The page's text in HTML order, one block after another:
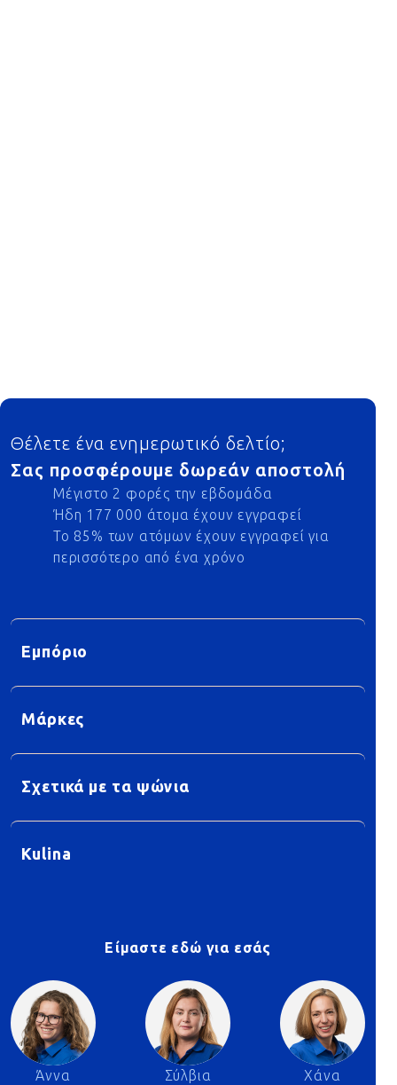
Footer
Θέλετε ένα ενημερωτικό δελτίο;
Σας προσφέρουμε δωρεάν αποστολή
Μέγιστο 2 φορές την εβδομάδα
Ήδη 177 000 άτομα έχουν εγγραφεί
Το 85% των ατόμων έχουν εγγραφεί για
περισσότερο από ένα χρόνο
Εμπόριο
Μάρκες
Σχετικά με τα ψώνια
Kulina
Είμαστε εδώ για εσάς
Άννα Σύλβια Χάνα